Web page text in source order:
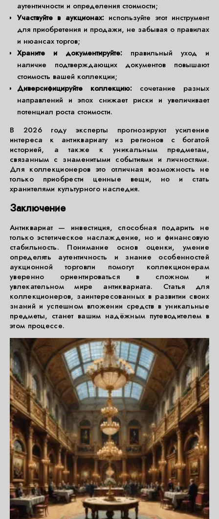
аутентичности и определения стоимости;
Участвуйте в аукционах:используйте этот инструмент
для приобретения и продажи, не забывая о правилах
и нюансах торгов;
Храните и документируйте: правильный уход и
наличие подтверждающих документов повышают
стоимость вашей коллекции;
Диверсифицируйте коллекцию: сочетание разных
направлений и эпох снижает риски и увеличивает
потенциал роста стоимости.
В 2026 году эксперты прогнозируют усиление
интереса к антиквариату из регионов с богатой
историей, а также к уникальным предметам,
связанным с знаменитыми событиями и личностями.
Для коллекционеров это отличная возможность не
только приобрести ценные вещи, но и стать
хранителями культурного наследия.
Заключение
Антиквариат — инвестиция, способная подарить не
только эстетическое наслаждение, но и финансовую
стабильность. Понимание основ оценки, умение
определять аутентичность и знание особенностей
аукционной торговли помогут коллекционерам
уверенно ориентироваться в сложном и
увлекательном мире антиквариата. Статья для
коллекционеров, заинтересованных в развитии своих
знаний и успешном вложении средств в уникальные
предметы, станет вашим надёжным путеводителем в
этом процессе.